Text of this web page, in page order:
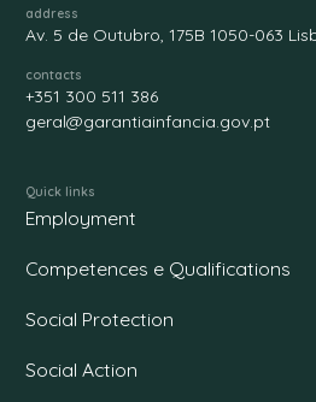
address
Av. 5 de Outubro, 175B 1050-063
contacts
+351 300 511 386
geral@garantiainfancia.gov.pt
Quick links
Employment
Competences e Qualifications
Social Protection
Social Action